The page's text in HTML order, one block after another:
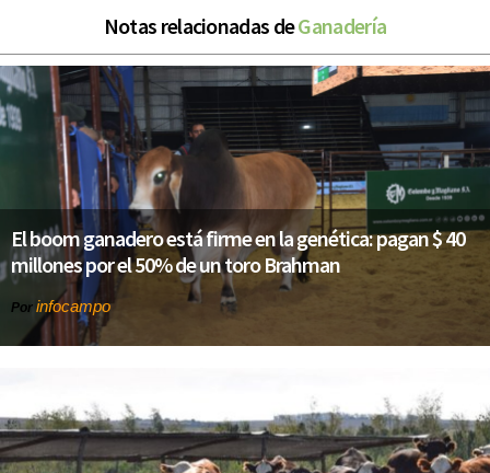
Notas relacionadas deGanadería
El boom ganadero está firme en la genética: pagan $ 40
millones por el 50% de un toro Brahman
Por infocampo